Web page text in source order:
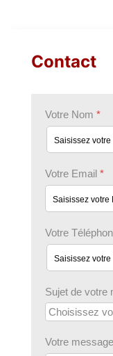
Contact
Votre Nom *
Votre Email *
Votre
Sujet de votre
Votre message